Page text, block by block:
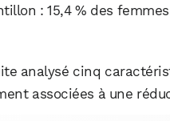
: 15,4 % des
analysé cinq
associées à une